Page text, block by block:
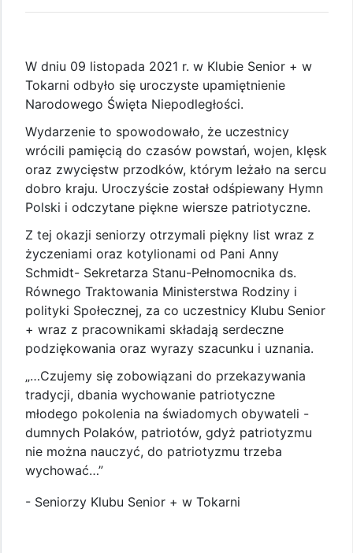
W dniu 09 listopada 2021 r. w Klubie Senior + w
Tokarni odbyło się uroczyste upamiętnienie
Narodowego Święta Niepodległości.
Wydarzenie to spowodowało, że uczestnicy
wrócili pamięcią do czasów powstań, wojen, klęsk
oraz zwycięstw przodków, którym leżało na sercu
dobro kraju. Uroczyście został odśpiewany Hymn
Polski i odczytane piękne wiersze patriotyczne.
Z tej okazji seniorzy otrzymali piękny list wraz z
życzeniami oraz kotylionami od Pani Anny
Schmidt- Sekretarza Stanu-Pełnomocnika ds.
Równego Traktowania Ministerstwa Rodziny i
polityki Społecznej, za co uczestnicy Klubu Senior
+ wraz z pracownikami składają serdeczne
podziękowania oraz wyrazy szacunku i uznania.
„…Czujemy się zobowiązani do przekazywania
tradycji, dbania wychowanie patriotyczne
młodego pokolenia na świadomych obywateli -
dumnych Polaków, patriotów, gdyż patriotyzmu
nie można nauczyć, do patriotyzmu trzeba
wychować…”
- Seniorzy Klubu Senior + w Tokarni